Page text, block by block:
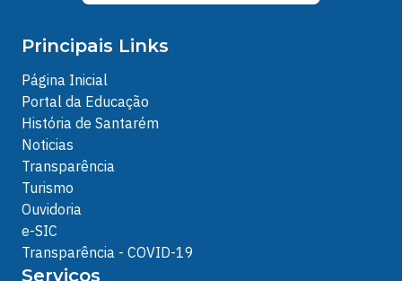
Principais Links
Página Inicial
Portal da Educação
História de Santarém
Noticias
Transparência
Turismo
Ouvidoria
e-SIC
Transparência - COVID-19
Serviços